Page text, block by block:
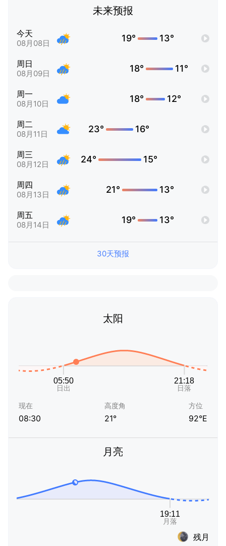
未来预报
今天
08月08日 19° 13°
周日
08月09日 18° 11°
周一
08月10日 18° 12°
周二
08月11日 23° 16°
周三
08月12日 24° 15°
周四
08月13日 21° 13°
周五
08月14日 19° 13°
30天预报
太阳
现在
08:30
高度角
21°
方位
92°E
月亮
残月